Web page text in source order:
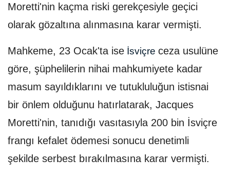
Moretti'nin kaçma riski gerekçesiyle geçici
olarak gözaltına alınmasına karar vermişti.
Mahkeme, 23 Ocak'ta ise İsviçre ceza usulüne
göre, şüphelilerin nihai mahkumiyete kadar
masum sayıldıklarını ve tutukluluğun istisnai
bir önlem olduğunu hatırlatarak, Jacques
Moretti'nin, tanıdığı vasıtasıyla 200 bin İsviçre
frangı kefalet ödemesi sonucu denetimli
şekilde serbest bırakılmasına karar vermişti.